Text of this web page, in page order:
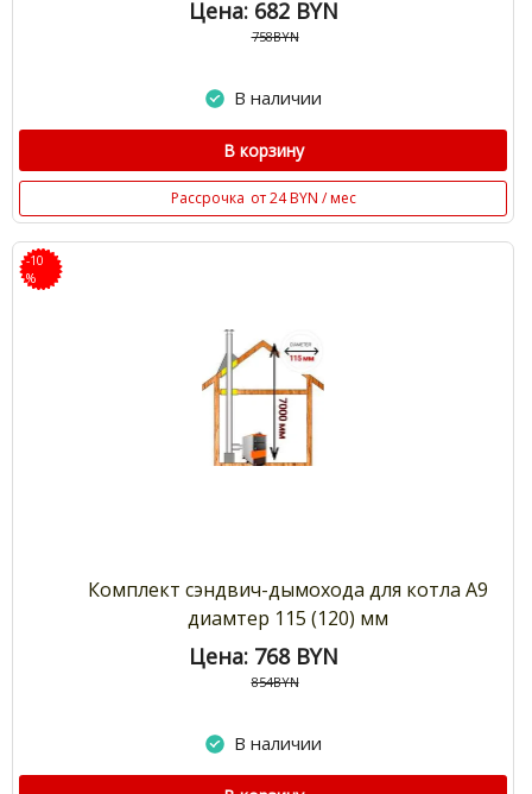
Цена: 682 BYN
758BYN
В наличии
В корзину
Рассрочка от 24 BYN / мес
-10
%
Комплект сэндвич-дымохода для котла А9
диамтер 115 (120) мм
Цена: 768 BYN
854BYN
В наличии